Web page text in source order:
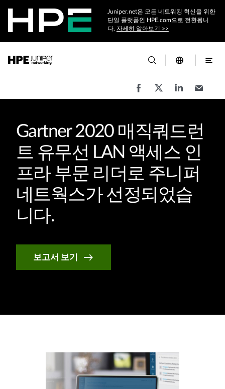
Juniper.net은 모든 네트워킹 혁신을 위한
단일 플랫폼인 HPE.com으로 전환됩니
다. 자세히 알아보기 >>
Gartner 2020 매직쿼드런
트 유무선 LAN 액세스 인
프라 부문 리더로 주니퍼
네트웍스가 선정되었습
니다.
보고서 보기